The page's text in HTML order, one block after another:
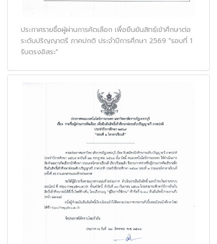
ประกาศรายชื่อผู้ผ่านการคัดเลือก เพื่อยืนยันสิทธฺ์เข้าศึกษาต่อ
ระดับปริญญาตรี ภาคปกติ ประจำปีการศึกษา 2569 "รอบที่ 1
รับตรงอิสระ"